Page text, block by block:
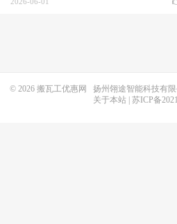
© 2026 搬瓦工优惠网 扬州翎途智能科技有限
关于本站| 苏ICP备